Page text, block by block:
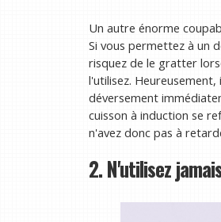
Un autre énorme
Si vous permettez à un
risquez de le gratter
l'utilisez.
déversement
cuisson à induction se
n'avez donc pas à
2. N'utilisez